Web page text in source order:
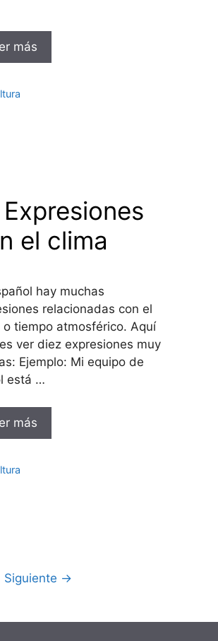
más
Expresiones
el clima
hay muchas
relacionadas con el
o tiempo atmosférico. Aquí
ver diez expresiones muy
Ejemplo: Mi equipo de
está …
más
Siguiente →